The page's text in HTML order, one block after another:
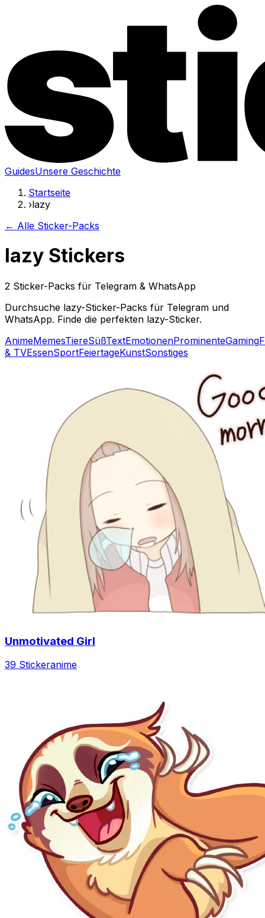
GuidesUnsere Geschichte
Startseite
›lazy
← Alle Sticker-Packs
lazy Stickers
2 Sticker-Packs für Telegram & WhatsApp
Durchsuche lazy-Sticker-Packs für Telegram und
WhatsApp. Finde die perfekten lazy-Sticker.
AnimeMemesTiereSüßTextEmotionenProminenteGaming
& TVEssenSportFeiertageKunstSonstiges
Unmotivated Girl
39 Stickeranime